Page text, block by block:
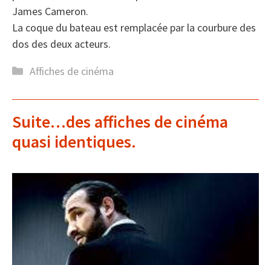
James Cameron.
La coque du bateau est remplacée par la courbure des
dos des deux acteurs.
Catégories
Affiches de cinéma
Suite…des affiches de cinéma
quasi identiques.